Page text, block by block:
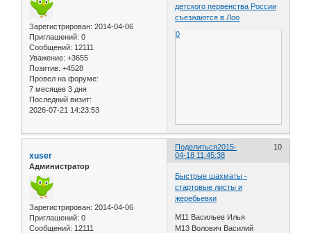
Зарегистрирован: 2014-04-06
Приглашений: 0
Сообщений: 12111
Уважение: +3655
Позитив: +4528
Провел на форуме:
7 месяцев 3 дня
Последний визит:
2026-07-21 14:23:53
детского первенства России
съезжаются в Лоо
0
Поделиться 10
2015-
04-18 11:45:38
xuser
Администратор
Зарегистрирован: 2014-04-06
Приглашений: 0
Сообщений: 12111
Быстрые шахматы -
стартовые листы и
жеребьевки
M11 Васильев Илья
М13 Волович Василий